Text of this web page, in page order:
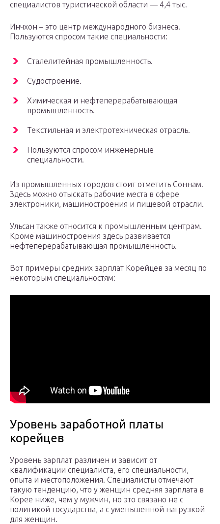
специалистов туристической области — 4,4 тыс.
Инчхон – это центр международного бизнеса.
Пользуются спросом такие специальности:
Сталелитейная промышленность.
Судостроение.
Химическая и нефтеперерабатывающая
промышленность.
Текстильная и электротехническая отрасль.
Пользуются спросом инженерные
специальности.
Из промышленных городов стоит отметить Соннам.
Здесь можно отыскать рабочие места в сфере
электроники, машиностроения и пищевой отрасли.
Ульсан также относится к промышленным центрам.
Кроме машиностроения здесь развивается
нефтеперерабатывающая промышленность.
Вот примеры средних зарплат Корейцев за месяц по
некоторым специальностям:
Уровень заработной платы
корейцев
Уровень зарплат различен и зависит от
квалификации специалиста, его специальности,
опыта и местоположения. Специалисты отмечают
такую тенденцию, что у женщин средняя зарплата в
Корее ниже, чем у мужчин, но это связано не с
политикой государства, а с уменьшенной нагрузкой
для женщин.